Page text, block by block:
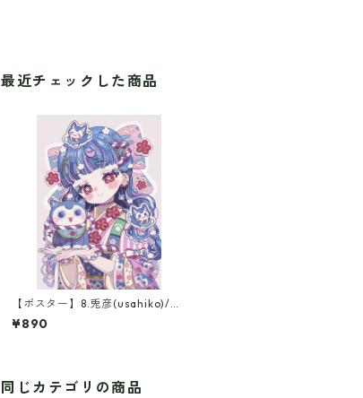
最近チェックした商品
【ポスター】8.兎彦(usahiko)/犬
張子ちゃん
¥890
同じカテゴリの商品